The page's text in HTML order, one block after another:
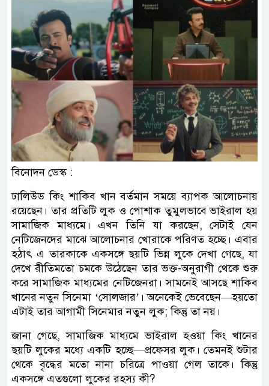
বিনোদন ডেস্ক :
ঢালিউড কিং শাকিব খান বর্তমান সময়ে ব্যাপক আলোচনায়
রয়েছেন। তার প্রতিটি লুক ও পোশাক তুমুলভাবে ভাইরাল হয়
সামাজিক মাধ্যমে। এখন তিনি যা করছেন, সেটাই যেন
নেটিজেনদের মাঝে আলোচনার খোরাকে পরিণত হচ্ছে। এবার
হঠাৎ এ তারকাকে একসঙ্গে ছয়টি ভিন্ন লুকে দেখা গেছে, যা
দেখে রীতিমতো চমকে উঠেছেন তার ভক্ত-অনুরাগী থেকে শুরু
করে সামাজিক মাধ্যমের নেটিজেনরা। সামনেই আসছে শাকিব
খানের নতুন সিনেমা ‘সোলজার’। অনেকেই ভেবেছেন—হয়তো
এটাই তার আগামী সিনেমার নতুন লুক; কিন্তু তা নয়।
জানা গেছে, সামাজিক মাধ্যমে ভাইরাল হওয়া কিং খানের
ছয়টি লুকের মধ্যে একটি হচ্ছে—প্রফেসর লুক। তেমনই শুটার
থেকে বৃদ্ধের মতো নানা চরিত্রে পাওয়া গেল তাকে। কিন্তু
একসঙ্গে এতগুলো লুকের রহস্য কী?